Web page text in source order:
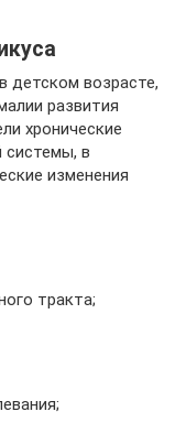
детском возрасте,
развития
хронические
системы, в
изменения
тракта;